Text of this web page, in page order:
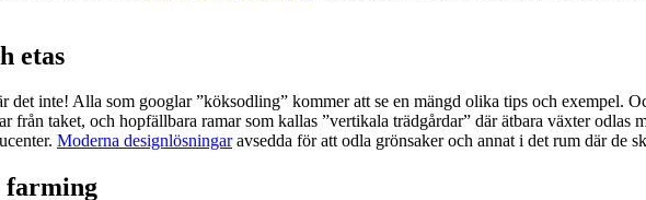
etas
det inte! Alla som googlar ”köksodling” kommer att se en mängd olika tips och exempel.
taket, och hopfällbara ramar som kallas ”vertikala trädgårdar” där ätbara växter odlas
Moderna designlösningaravsedda för att odla grönsaker och annat i det rum där de